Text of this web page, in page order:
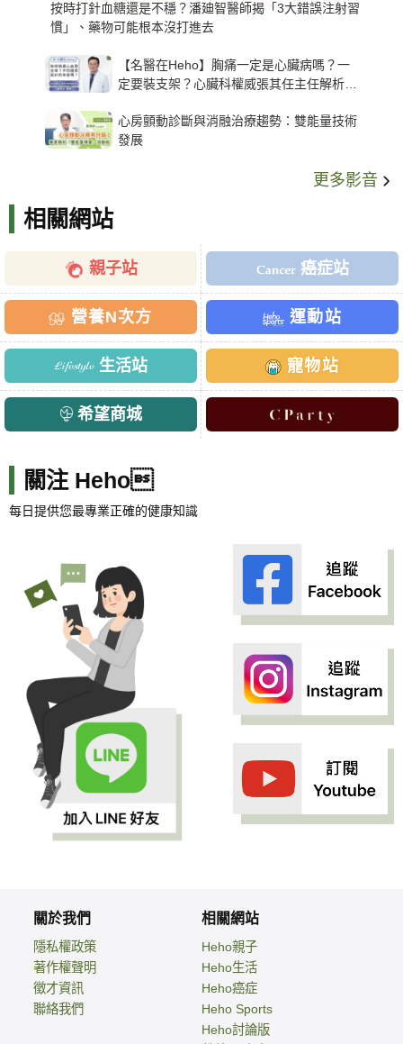
按時打針血糖還是不穩？潘廸智醫師揭「3大錯誤注射習
慣」、藥物可能根本沒打進去
【名醫在Heho】胸痛一定是心臟病嗎？一
定要裝支架？心臟科權威張其任主任解析支
心房顫動診斷與消融治療趨勢：雙能量技術
發展
更多影音
相關網站
親子站 癌症站
營養N次方 運動站
生活站 寵物站
希望商城
關注 Heho
每日提供您最專業正確的健康知識
關於我們
隱私權政策
著作權聲明
徵才資訊
聯絡我們
相關網站
Heho親子
Heho生活
Heho癌症
Heho Sports
Heho討論版